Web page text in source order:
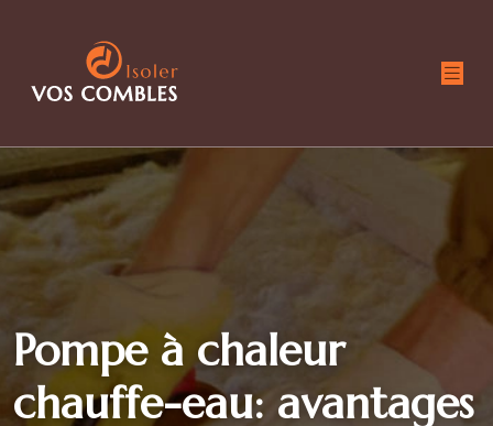
Pompe à chaleur
chauffe-eau: avantages